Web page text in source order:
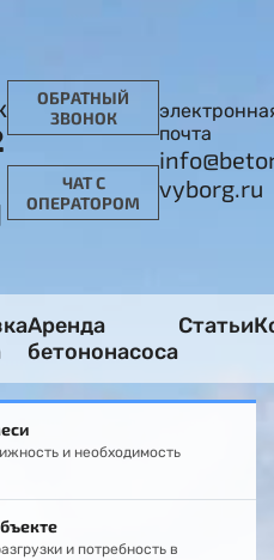
ОБРАТНЫЙ
ЗВОНОК
ЧАТ С
ОПЕРАТОРОМ
почта
vyborg.ru
Аренда
бетононасоса
Статьи
и необходимость
и потребность в